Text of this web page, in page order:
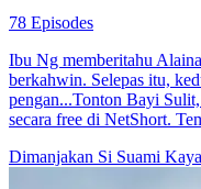
78 Episodes
Ibu Ng memberitahu
berkahwin. Selepas itu,
pengan...Tonton Bayi
secara free di NetShort.
Dimanjakan Si Suami